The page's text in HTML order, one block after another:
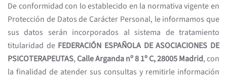
De conformidad con lo establecido en la normativa vigente en
Protección de Datos de Carácter Personal, le informamos que
sus datos serán incorporados al sistema de tratamiento
titularidad de FEDERACIÓN ESPAÑOLA DE ASOCIACIONES DE
PSICOTERAPEUTAS, Calle Arganda nº 8 1º C, 28005 Madrid, con
la finalidad de atender sus consultas y remitirle información